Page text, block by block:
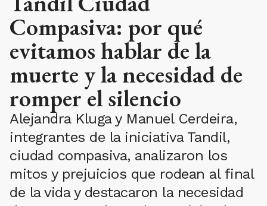
Compasiva: por qué
evitamos hablar de la
muerte y la necesidad de
romper el silencio
Alejandra Kluga y Manuel Cerdeira,
integrantes de la iniciativa Tandil,
ciudad compasiva, analizaron los
mitos y prejuicios que rodean al final
de la vida y destacaron la necesidad